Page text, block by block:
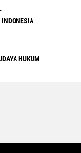
INDONESIA
HUKUM